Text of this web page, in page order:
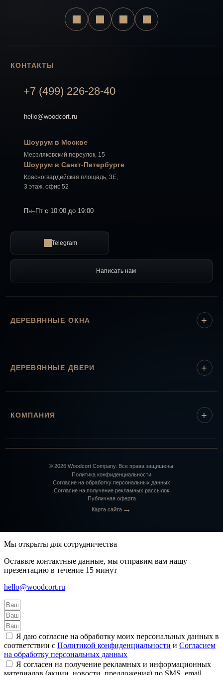
ДЕРЕВЯННЫЕ ОКНА
ДЕРЕВЯННЫЕ ДВЕРИ
КОМПАНИЯ
КОНТАКТЫ
+7 (499) 226-28-40
hello@woodcort.ru
Шоурум в Москве
Мерзляковский переулок, 15
Шоурум в Санкт-Петербурге
Красногвардейская площадь, 3Е,
3 этаж, офис 52
Пн–Пт с 10:00 до 19:00
Telegram
Написать нам
© 2026Woodcort Company. Все права защищены.
Политика конфиденциальности
Согласие на обработку персональных данных
Согласие на получение рекламных рассылок
Публичная оферта
Карта сайта →
Мы открыты для сотрудничества
Оставьте контактные данные, мы отправим вам нашу
презентацию в течение 15 минут
hello@woodcort.ru
Я даю согласие на обработку моих персональных данных в
соответствии с Политикой конфиденциальности и Согласием
на обработку персональных данных
Я согласен на получение рекламных и информационных